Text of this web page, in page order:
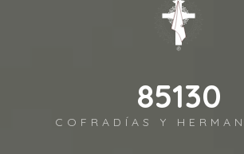
94589
COFRADÍAS Y